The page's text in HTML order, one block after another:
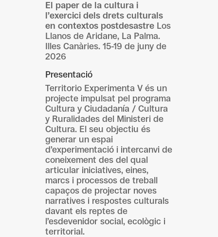
El paper de la cultura i
l’exercici dels drets culturals
en contextos postdesastreLos
Llanos de Aridane, La Palma.
Illes Canàries. 15-19 de juny de
2026
Presentació
Territorio Experimenta V és un
projecte impulsat pel programa
Cultura y Ciudadanía / Cultura
y Ruralidades del Ministeri de
Cultura. El seu objectiu és
generar un espai
d’experimentació i intercanvi de
coneixement des del qual
articular iniciatives, eines,
marcs i processos de treball
capaços de projectar noves
narratives i respostes culturals
davant els reptes de
l’esdevenidor social, ecològic i
territorial.